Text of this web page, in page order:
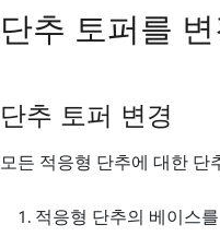
단추 토퍼를
단추 토퍼 변경
모든 적응형 단추에 대한
적응형 단추의 베이스